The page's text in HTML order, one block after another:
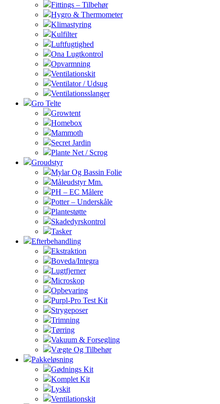
Fittings – Tilbehør
Hygro & Thermometer
Klimastyring
Kulfilter
Luftfugtighed
Ona Lugtkontrol
Opvarmning
Ventilationskit
Ventilator / Udsug
Ventilationsslanger
Gro Telte
Growtent
Homebox
Mammoth
Secret Jardin
Plante Net / Scrog
Groudstyr
Mylar Og Bassin Folie
Måleudstyr Mm.
PH – EC Målere
Potter – Underskåle
Plantestøtte
Skadedyrskontrol
Tasker
Efterbehandling
Ekstraktion
Boveda/Integra
Lugtfjerner
Microskop
Opbevaring
Purpl-Pro Test Kit
Strygeposer
Trimning
Tørring
Vakuum & Forsegling
Vægte Og Tilbehør
Pakkeløsning
Gødnings Kit
Komplet Kit
Lyskit
Ventilationskit